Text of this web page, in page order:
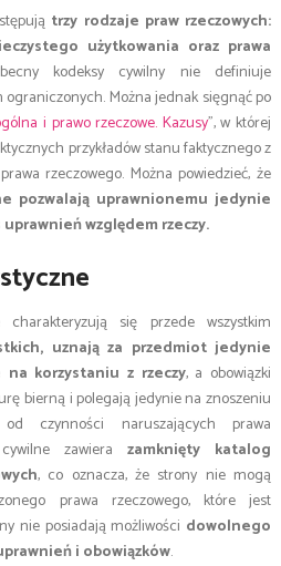
trzy rodzaje praw rzeczowych:
użytkowania oraz prawa
kodeksy cywilny nie definiuje
Można jednak sięgnąć po
i prawo rzeczowe. Kazusy”, w której
przykładów stanu faktycznego z
rzeczowego. Można powiedzieć, że
pozwalają uprawnionemu jedynie
względem rzeczy.
charakteryzują się przede wszystkim
uznają za przedmiot jedynie
na korzystaniu z rzeczy, a obowiązki
bierną i polegają jedynie na znoszeniu
czynności naruszających prawa
zawiera zamknięty katalog
, co oznacza, że strony nie mogą
prawa rzeczowego, które jest
nie posiadają możliwości dowolnego
i obowiązków.